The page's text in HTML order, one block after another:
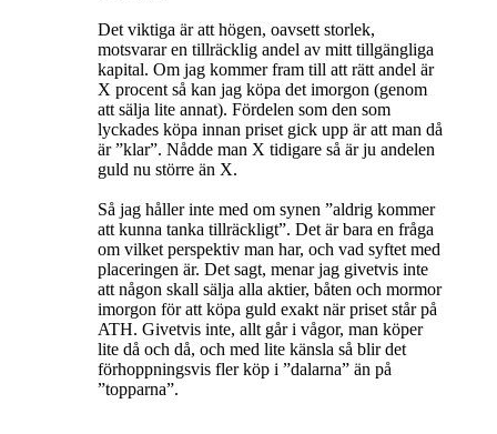
Det viktiga är att högen, oavsett storlek,
motsvarar en tillräcklig andel av mitt tillgängliga
kapital. Om jag kommer fram till att rätt andel är
X procent så kan jag köpa det imorgon (genom
att sälja lite annat). Fördelen som den som
lyckades köpa innan priset gick upp är att man då
är ”klar”. Nådde man X tidigare så är ju andelen
guld nu större än X.
Så jag håller inte med om synen ”aldrig kommer
att kunna tanka tillräckligt”. Det är bara en fråga
om vilket perspektiv man har, och vad syftet med
placeringen är. Det sagt, menar jag givetvis inte
att någon skall sälja alla aktier, båten och mormor
imorgon för att köpa guld exakt när priset står på
ATH. Givetvis inte, allt går i vågor, man köper
lite då och då, och med lite känsla så blir det
förhoppningsvis fler köp i ”dalarna” än på
”topparna”.